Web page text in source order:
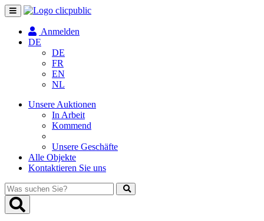
Navigation
umschalten
Anmelden
DE
DE
FR
EN
NL
Unsere Auktionen
In Arbeit
Kommend
Unsere Geschäfte
Alle Objekte
Kontaktieren Sie uns
Was
suchen
Sie?